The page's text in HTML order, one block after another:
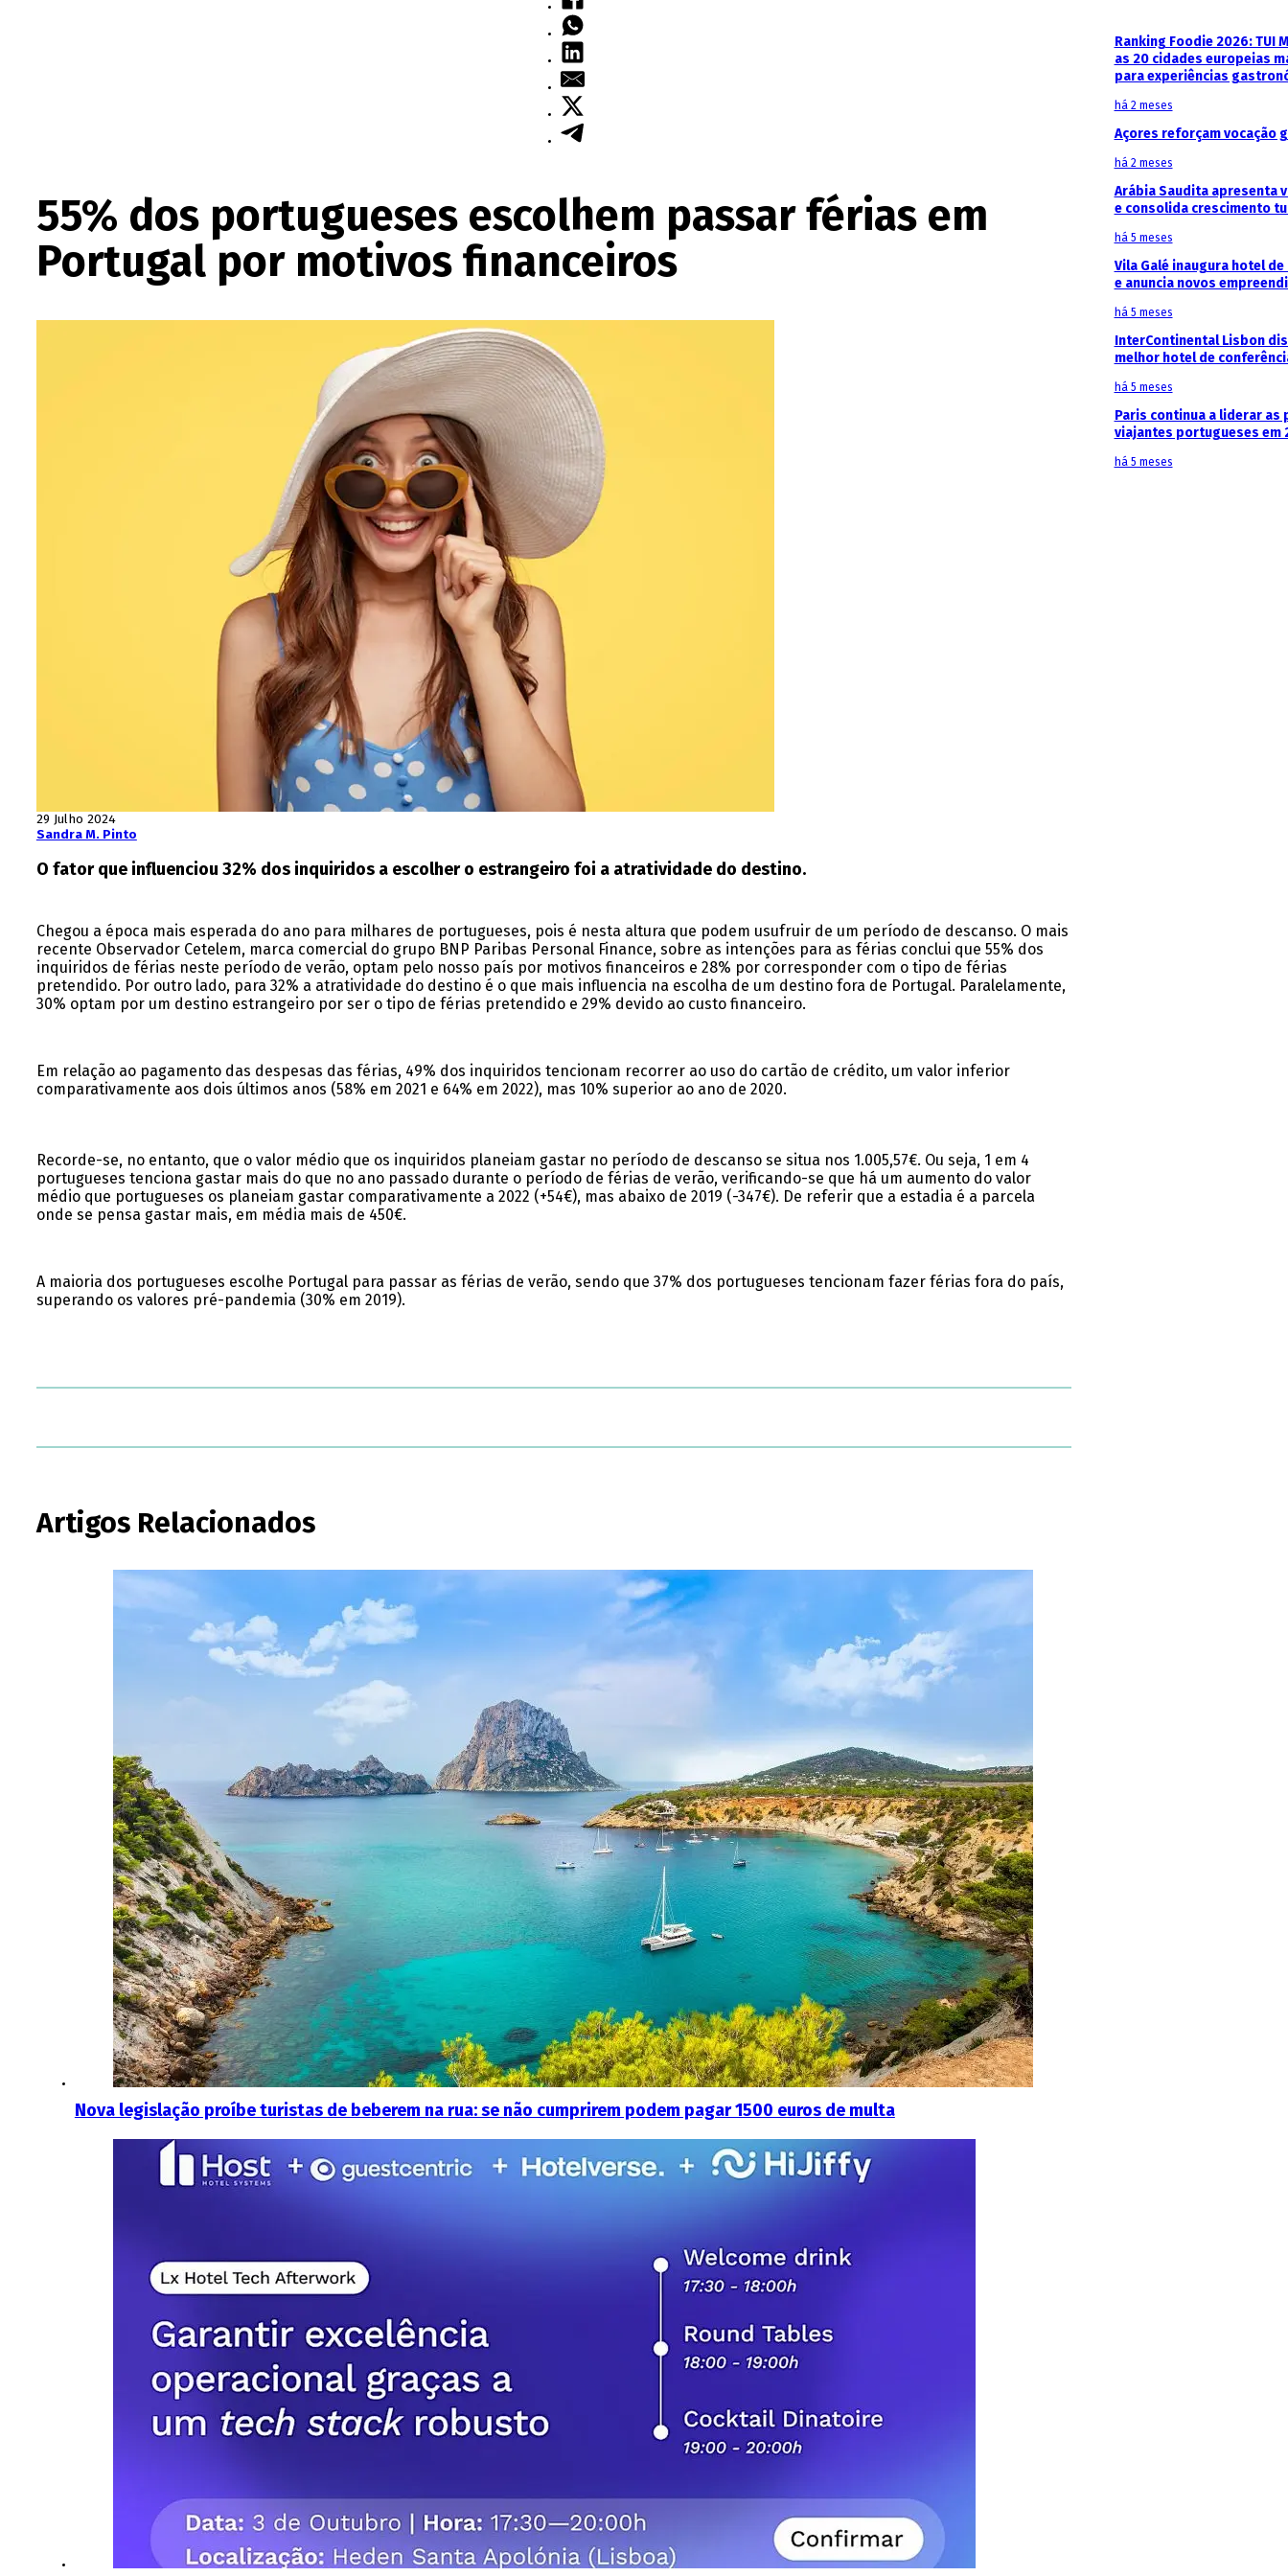
55% dos portugueses escolhem passar férias em
Portugal por motivos financeiros
29 Julho 2024
Sandra M. Pinto
O fator que influenciou 32% dos inquiridos a escolher o estrangeiro foi a atratividade do destino.
Chegou a época mais esperada do ano para milhares de portugueses, pois é nesta altura que podem usufruir de um período de descanso. O mais
recente Observador Cetelem, marca comercial do grupo BNP Paribas Personal Finance, sobre as intenções para as férias conclui que 55% dos
inquiridos de férias neste período de verão, optam pelo nosso país por motivos financeiros e 28% por corresponder com o tipo de férias
pretendido. Por outro lado, para 32% a atratividade do destino é o que mais influencia na escolha de um destino fora de Portugal. Paralelamente,
30% optam por um destino estrangeiro por ser o tipo de férias pretendido e 29% devido ao custo financeiro.
Em relação ao pagamento das despesas das férias, 49% dos inquiridos tencionam recorrer ao uso do cartão de crédito, um valor inferior
comparativamente aos dois últimos anos (58% em 2021 e 64% em 2022), mas 10% superior ao ano de 2020.
Recorde-se, no entanto, que o valor médio que os inquiridos planeiam gastar no período de descanso se situa nos 1.005,57€. Ou seja, 1 em 4
portugueses tenciona gastar mais do que no ano passado durante o período de férias de verão, verificando-se que há um aumento do valor
médio que portugueses os planeiam gastar comparativamente a 2022 (+54€), mas abaixo de 2019 (-347€). De referir que a estadia é a parcela
onde se pensa gastar mais, em média mais de 450€.
A maioria dos portugueses escolhe Portugal para passar as férias de verão, sendo que 37% dos portugueses tencionam fazer férias fora do país,
superando os valores pré-pandemia (30% em 2019).
Artigos Relacionados
Nova legislação proíbe turistas de beberem na rua: se não cumprirem podem pagar 1500 euros de multa
Ranking Foodie 2026: TUI
as 20 cidades europeias
para experiências
há 2 meses
Açores reforçam vocação
há 2 meses
Arábia Saudita apresenta
e consolida crescimento
há 5 meses
Vila Galé inaugura hotel de
e anuncia novos
há 5 meses
InterContinental Lisbon
melhor hotel de
há 5 meses
Paris continua a liderar as
viajantes portugueses em
há 5 meses